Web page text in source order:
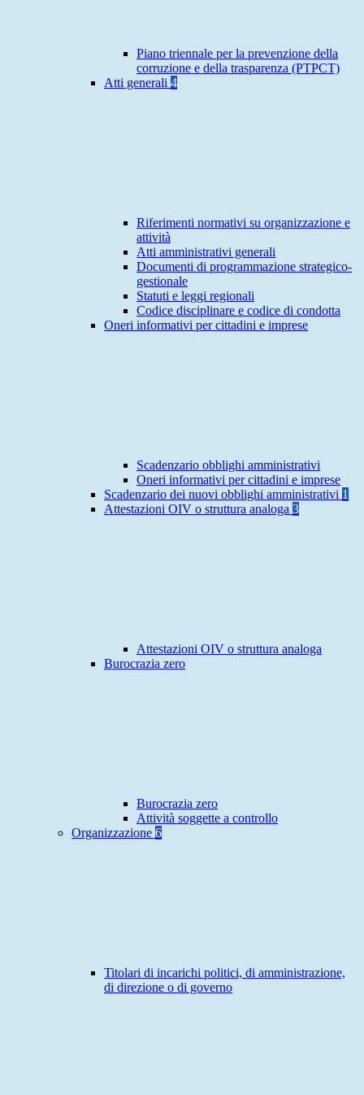
Piano triennale per la prevenzione della
corruzione e della trasparenza (PTPCT)
Atti generali 4
Riferimenti normativi su organizzazione e
attività
Atti amministrativi generali
Documenti di programmazione strategico-
gestionale
Statuti e leggi regionali
Codice disciplinare e codice di condotta
Oneri informativi per cittadini e imprese
Scadenzario obblighi amministrativi
Oneri informativi per cittadini e imprese
Scadenzario dei nuovi obblighi amministrativi 1
Attestazioni OIV o struttura analoga 3
Attestazioni OIV o struttura analoga
Burocrazia zero
Burocrazia zero
Attività soggette a controllo
Organizzazione 6
Titolari di incarichi politici, di amministrazione,
di direzione o di governo